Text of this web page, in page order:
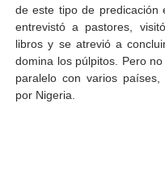
de este tipo de predicación
entrevistó a pastores,
libros y se atrevió a
domina los púlpitos. Pero
paralelo con varios
por Nigeria.